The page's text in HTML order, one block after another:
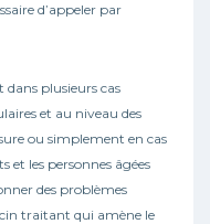
d’appeler par
plusieurs cas
et au niveau des
ou simplement en cas
et les personnes âgées
des problèmes
traitant qui amène le